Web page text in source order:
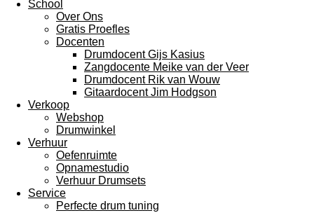
School
Over Ons
Gratis Proefles
Docenten
Drumdocent Gijs Kasius
Zangdocente Meike van der Veer
Drumdocent Rik van Wouw
Gitaardocent Jim Hodgson
Verkoop
Webshop
Drumwinkel
Verhuur
Oefenruimte
Opnamestudio
Verhuur Drumsets
Service
Perfecte drum tuning